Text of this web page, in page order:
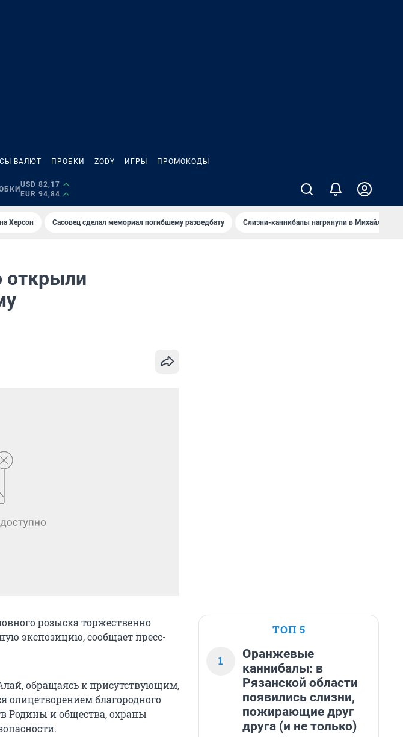
ВАЛЮТ ПРОБКИ ZODY ИГРЫ ПРОМОКОДЫ
USD 82,17
EUR 94,84
Херсон Сасовец сделал мемориал погибшему разведбату Слизни-каннибалы нагрянули в Михайлов
открыли
розыска торжественно
экспозицию, сообщает пресс-
обращаясь к присутствующим,
олицетворением благородного
Родины и общества, охраны
ТОП 5
1
Оранжевые
каннибалы: в
Рязанской области
появились слизни,
пожирающие друг
друга (и не только)